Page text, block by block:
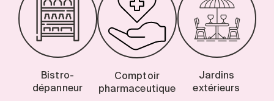
Bistro-
dépanneur
Comptoir
pharmaceutique
Jardins
extérieurs